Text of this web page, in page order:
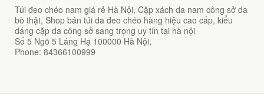
Túi đeo chéo nam giá rẻ Hà Nội, Cặp xách da nam công sở da
bò thật, Shop bán túi da đeo chéo hàng hiệu cao cấp, kiểu
dáng cặp da công sở sang trọng uy tín tại hà nội
Số 5 Ngõ 5 Láng Hạ 100000 Hà Nội,
Phone: 84366100999